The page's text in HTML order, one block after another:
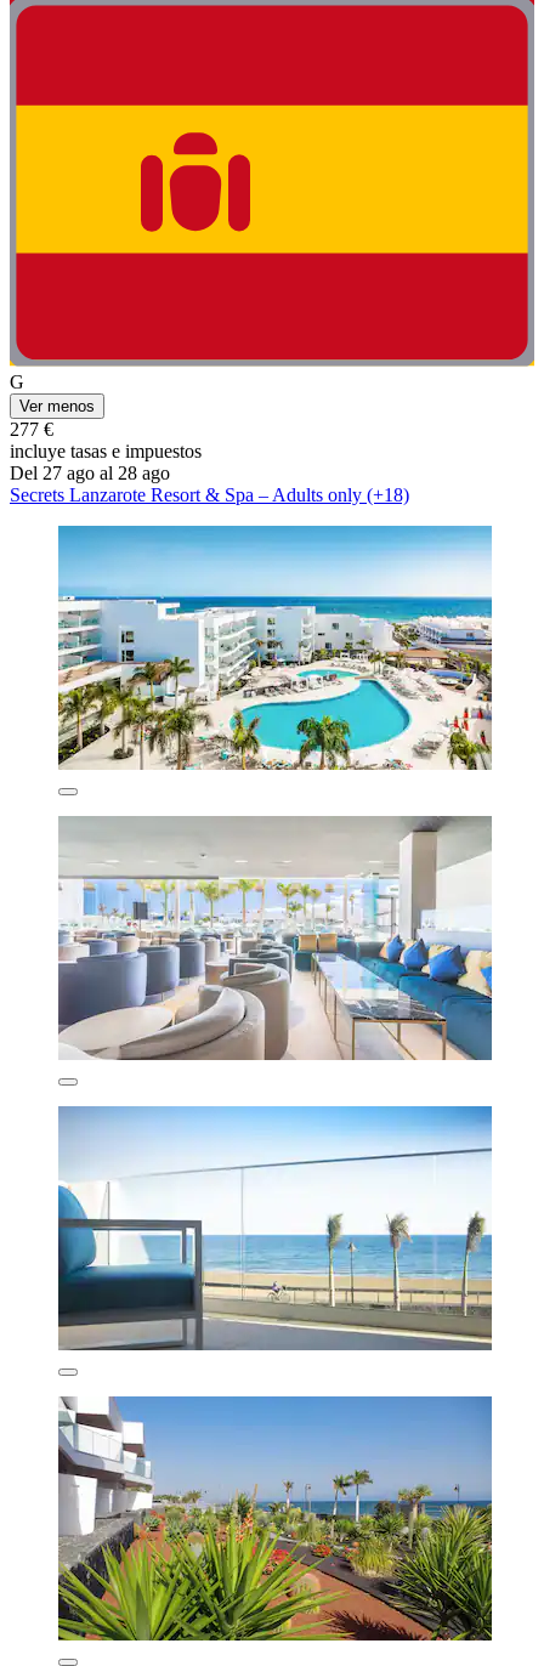
G
Ver menos
277 €
incluye tasas e impuestos
Del 27 ago al 28 ago
Secrets Lanzarote Resort & Spa – Adults only (+18)